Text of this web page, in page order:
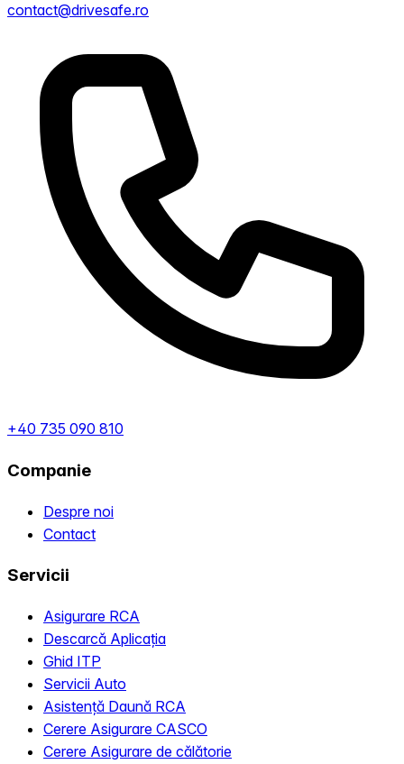
contact@drivesafe.ro
+40 735 090 810
Companie
Despre noi
Contact
Servicii
Asigurare RCA
Descarcă Aplicația
Ghid ITP
Servicii Auto
Asistență Daună RCA
Cerere Asigurare CASCO
Cerere Asigurare de călătorie